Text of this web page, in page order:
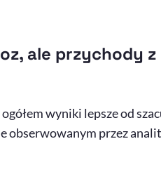
ale przychody z
wyniki lepsze od
obserwowanym przez